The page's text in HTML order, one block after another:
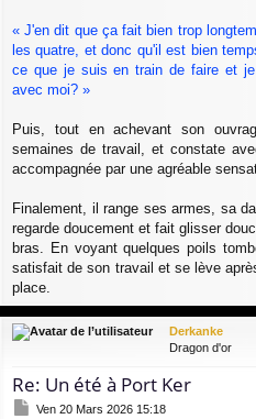
« J'en dit que ça fait bien trop
les quatre, et donc qu'il est bien
ce que je suis en train de faire et
avec moi? »
Puis, tout en achevant son
semaines de travail, et constate
accompagnée par une agréable
Finalement, il range ses armes, sa
regarde doucement et fait glisser
bras. En voyant quelques poils
satisfait de son travail et se lève
place.
Derkanke
Dragon d'or
Re: Un été à Port Ker
M
Ven 20 Mars 2026 15:18